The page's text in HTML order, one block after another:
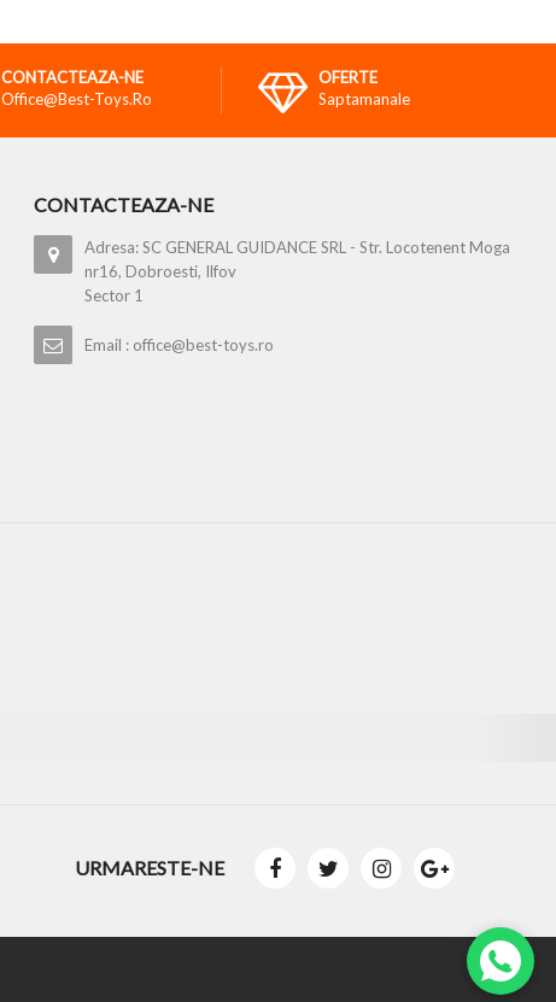
CONTACTEAZA-NE
Office@best-Toys.ro
OFERTE
Saptamanale
CONTACTEAZA-NE
Adresa: SC GENERAL GUIDANCE SRL - Str. Locotenent Moga
nr16, Dobroesti, Ilfov
Sector 1
Email : office@best-toys.ro
URMARESTE-NE